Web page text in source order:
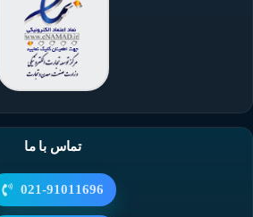
تماس با ما
021-91011696